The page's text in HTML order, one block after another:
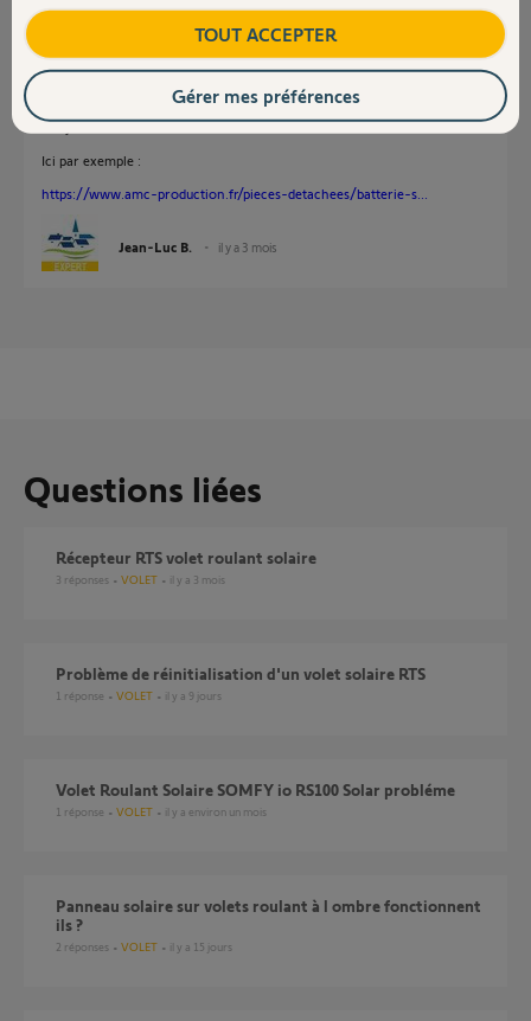
Réponses
Bonjour
Ici par exemple :
https://www.amc-production.fr/pieces-detachees/batterie-s...
Jean-Luc B. il y a 3 mois
Questions liées
Récepteur RTS volet roulant solaire
3 réponses VOLET il y a 3 mois
Problème de réinitialisation d'un volet solaire RTS
1 réponse VOLET il y a 9 jours
Volet Roulant Solaire SOMFY io RS100 Solar probléme
1 réponse VOLET il y a environ un mois
Panneau solaire sur volets roulant à l ombre fonctionnent
ils ?
2 réponses VOLET il y a 15 jours
TOUT ACCEPTER
Gérer mes préférences